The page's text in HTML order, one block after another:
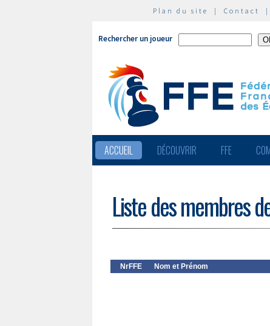
Plan du site | Contact
Rechercher un joueur
ACCUEIL DÉCOUVRIR FFE
Liste des membres
NrFFE Nom et Prénom